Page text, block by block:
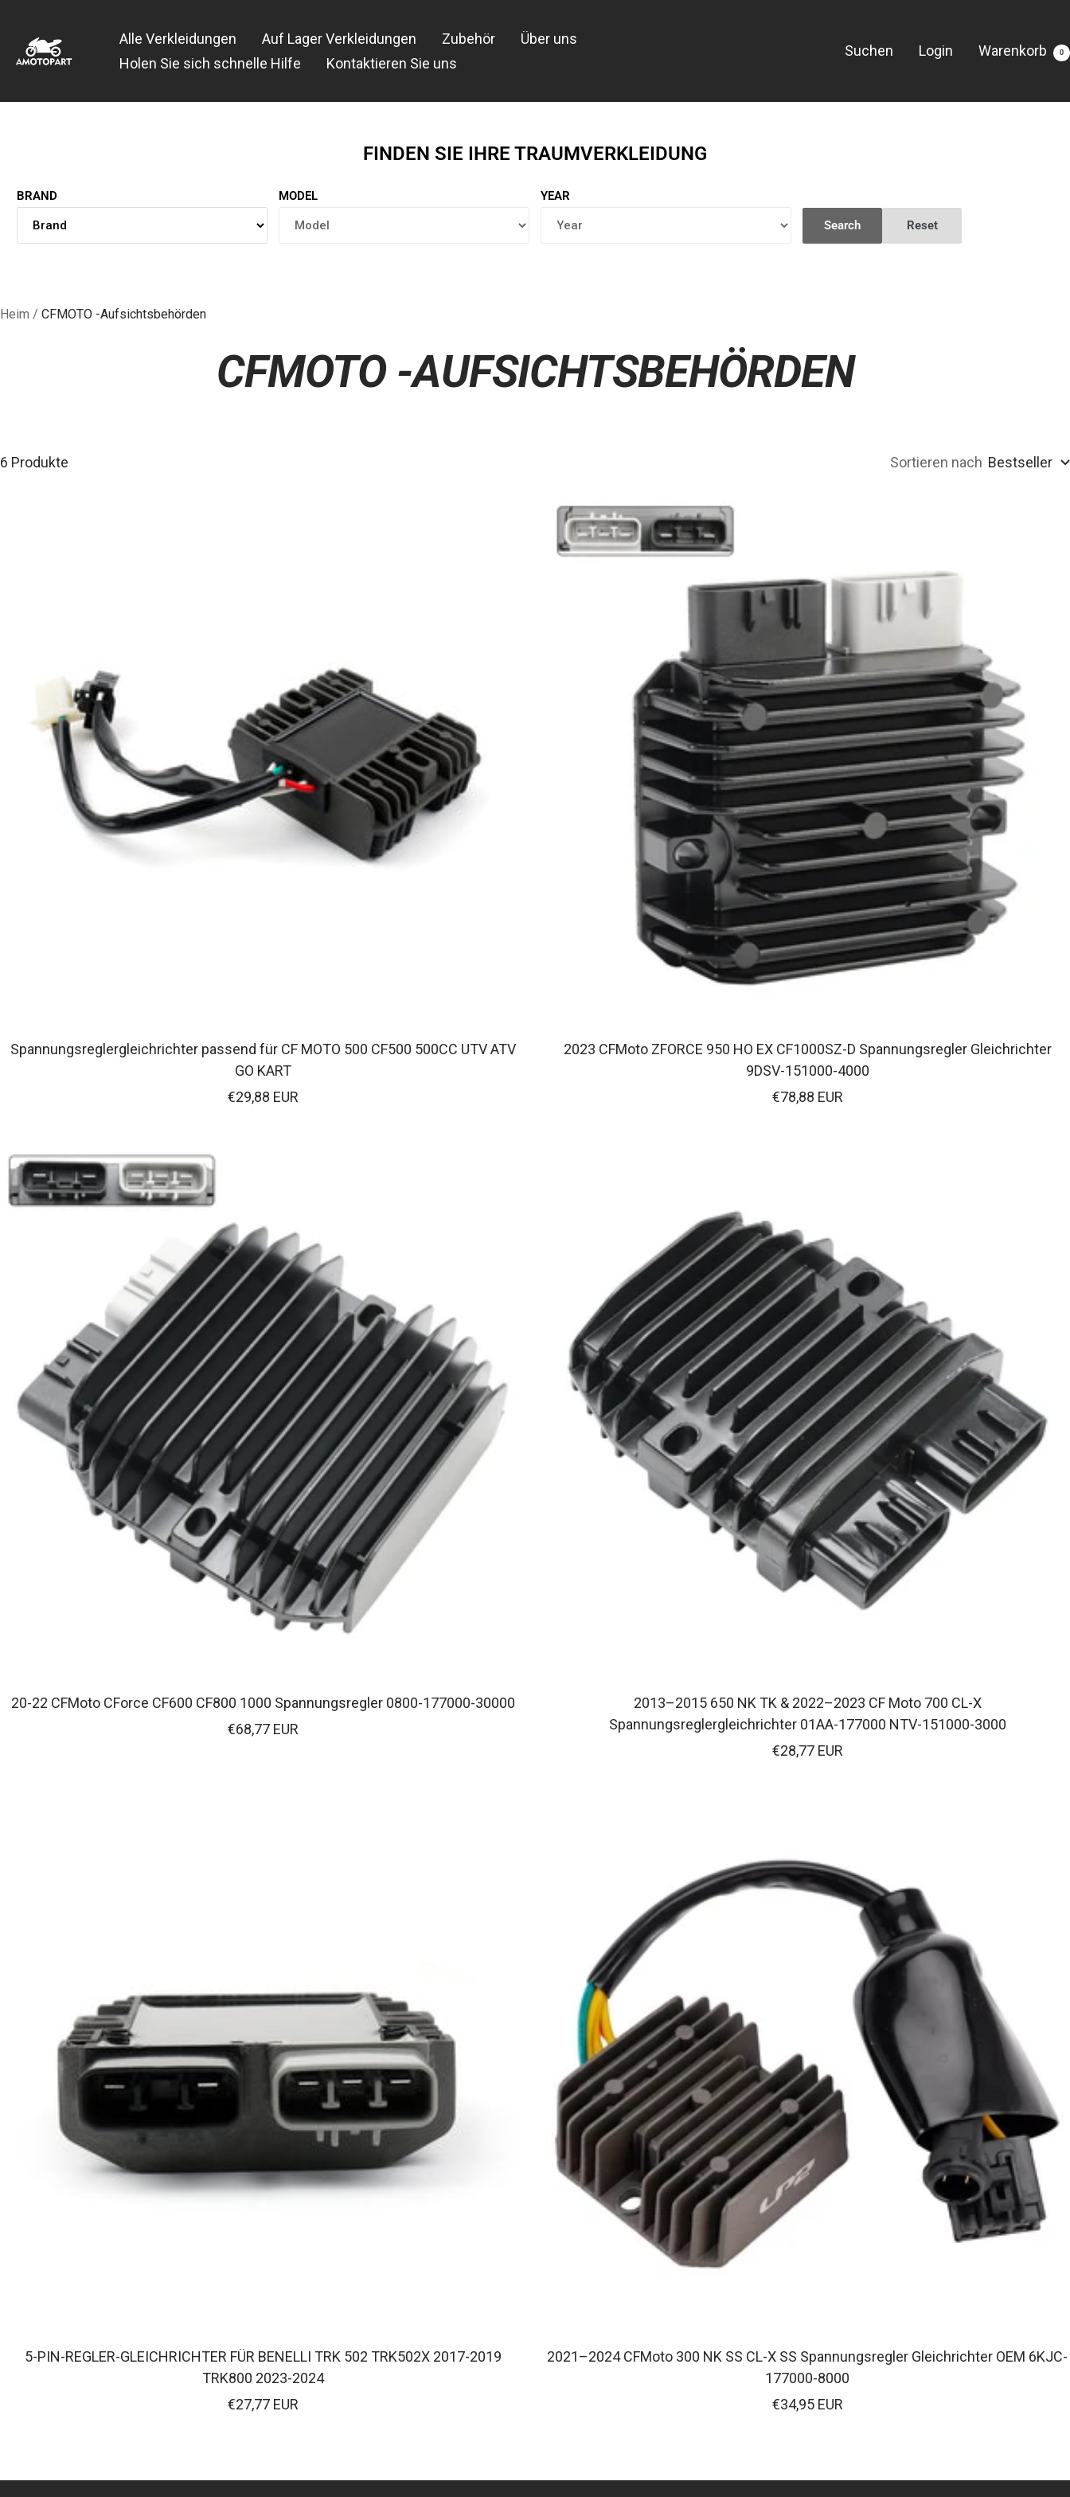
Inhalt
springen
Alle Verkleidungen Auf Lager Verkleidungen Zubehör
Über uns
Holen Sie sich schnelle Hilfe
Kontaktieren Sie uns
Suchen
Login Warenkorb 0
FINDEN SIE IHRE TRAUMVERKLEIDUNG
BRAND MODEL YEAR
Search Reset
Heim CFMOTO -Aufsichtsbehörden
CFMOTO -AUFSICHTSBEHÖRDEN
6 Produkte Sortieren nach Bestseller
Spannungsreglergleichrichter passend für CF MOTO 500 CF500 500CC UTV ATV
GO KART
Verkaufspreis
€29,88 EUR
2023 CFMoto ZFORCE 950 HO EX CF1000SZ-D Spannungsregler Gleichrichter
9DSV-151000-4000
Verkaufspreis
€78,88 EUR
20-22 CFMoto CForce CF600 CF800 1000 Spannungsregler 0800-177000-30000
Verkaufspreis
€68,77 EUR
2013–2015 650 NK TK & 2022–2023 CF Moto 700 CL-X
Spannungsreglergleichrichter 01AA-177000 NTV-151000-3000
Verkaufspreis
€28,77 EUR
5-PIN-REGLER-GLEICHRICHTER FÜR BENELLI TRK 502 TRK502X 2017-2019
TRK800 2023-2024
Verkaufspreis
€27,77 EUR
2021–2024 CFMoto 300 NK SS CL-X SS Spannungsregler Gleichrichter OEM 6KJC-
177000-8000
Verkaufspreis
€34,95 EUR